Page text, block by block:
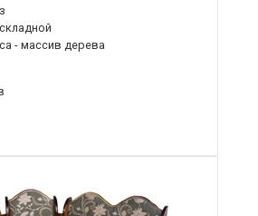
- массив дерева